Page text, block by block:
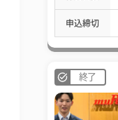
申込締切
終了